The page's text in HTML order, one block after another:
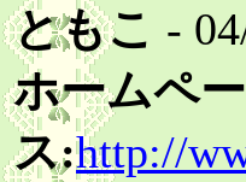
ともこ -
ホームペ
ス:http://